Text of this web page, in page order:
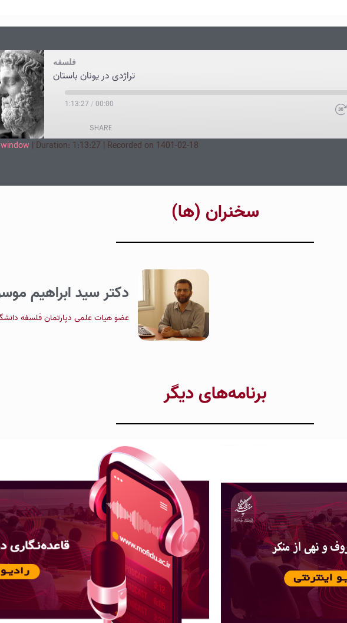
فلسفه
تراژدی در یونان باستان
00:00
/
1:13:27
SHARE
| Duration: 1:13:27 | Recorded on 1401-02-18
‌سخنران (ها‌)
دکتر سید ابراهیم
عضو هیات علمی دپارتمان فلسفه
برنامه‌های دیگر